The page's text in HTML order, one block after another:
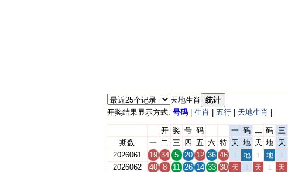
天地生肖
统计
开奖结果显示方式: 号码 生肖 五行 天地生肖
开 奖 号 码 一 码 二 码 三
期数
一 二 三 四 五 六 特 天 地 天 地 天
2026061
19 34 5 20 12 36 46 1 地 1 地 1
2026062
40 8 11 26 14 33 30 天 1 天 1 天